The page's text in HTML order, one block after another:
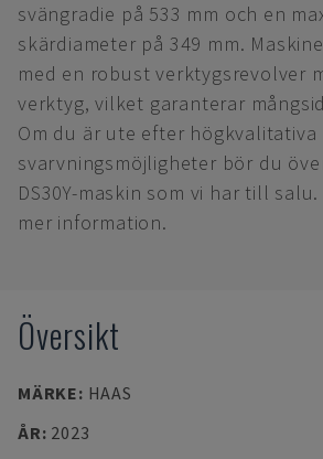
svängradie på 533 mm och en
skärdiameter på 349 mm.
med en robust verktygsrevolver
verktyg, vilket garanterar
Om du är ute efter högkvalitativa
svarvningsmöjligheter bör du
DS30Y-maskin som vi har till
mer information.
Översikt
MÄRKE: HAAS
ÅR: 2023